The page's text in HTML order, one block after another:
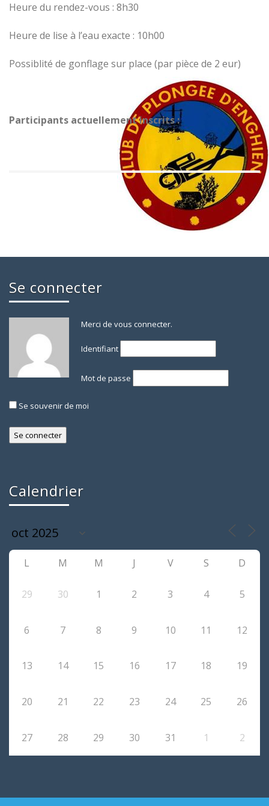
Heure du rendez-vous : 8h30
Heure de lise à l’eau exacte : 10h00
Possiblité de gonflage sur place (par pièce de 2 eur)
Participants actuellement inscrits :
Se connecter
Merci de vous connecter.
Identifiant
Mot de passe
Se souvenir de moi
Calendrier
L M M J V S D
29 30 1 2 3 4 5
6 7 8 9 10 11 12
13 14 15 16 17 18 19
20 21 22 23 24 25 26
27 28 29 30 31 1 2